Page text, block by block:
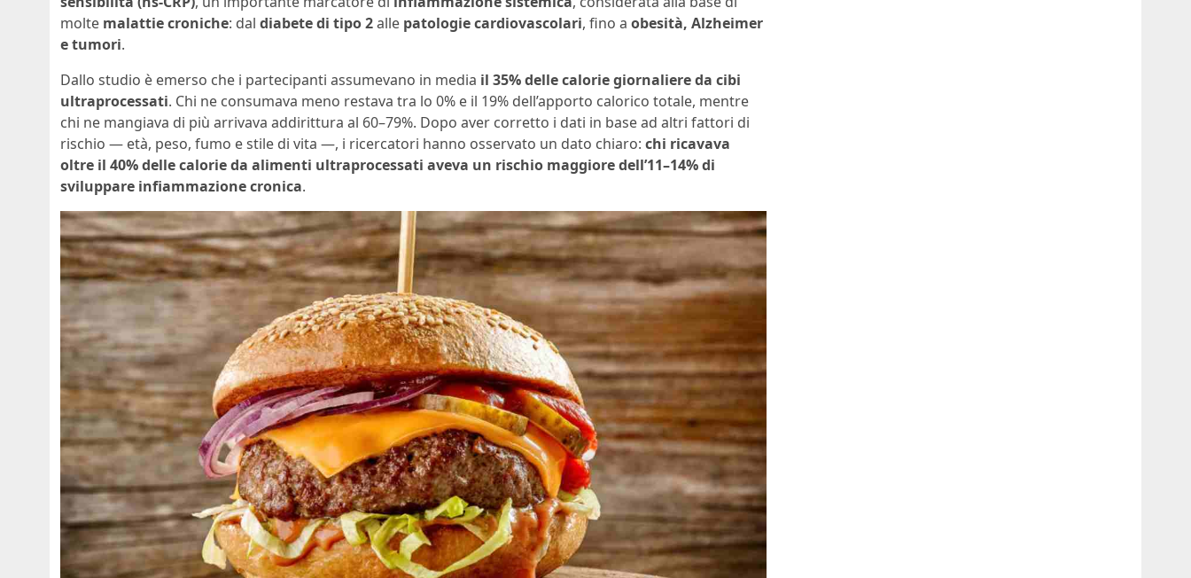
molte malattie croniche: dal diabete di tipo 2alle patologie cardiovascolari, fino a obesità, Alzheimer
e tumori.
Dallo studio è emerso che i partecipanti assumevano in media il 35% delle calorie giornaliere da cibi
ultraprocessati. Chi ne consumava meno restava tra lo 0% e il 19% dell’apporto calorico totale, mentre
chi ne mangiava di più arrivava addirittura al 60–79%. Dopo aver corretto i dati in base ad altri fattori di
rischio — età, peso, fumo e stile di vita —, i ricercatori hanno osservato un dato chiaro: chi ricavava
oltre il 40% delle calorie da alimenti ultraprocessati aveva un rischio maggiore dell’11–14% di
sviluppare infiammazione cronica.